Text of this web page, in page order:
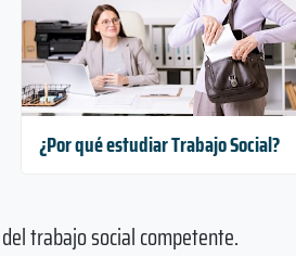
¿Por qué estudiar Trabajo Social?
trabajo social competente.